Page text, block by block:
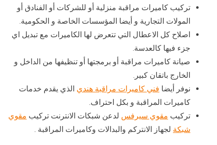
تركيب كاميرات مراقبة منزلية أو للشركات أو الفنادق أو
المولات التجارية و أيضا المؤسسات الخاصة و الحكومية.
اصلاح كل الاعطال التي تتعرض لها الكاميرات مع تبديل اي
جزء فيها كالعدسة.
صيانة كاميرات مراقبة أو برمجتها أو تنظيفها من الداخل و
الخارج باتقان كبير.
نوفر أيضا فني كاميرات مراقبة هندي الذي يقدم خدمات
كاميرات المراقبة و بكل احتراف.
تركيب مقوي سيرفس لدعن شبكات الانترنت تركيب مقوي
شبكة لجهاز الانتركم والبدالات وكاميرات المراقبة .